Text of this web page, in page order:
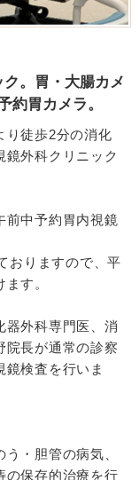
。胃・大腸カメ
約胃カメラ。
り徒歩2分の消化
鏡外科クリニック
前中予約胃内視鏡
おりますので、平
す。
器外科専門医、消
院長が通常の診察
鏡検査を行いま
・胆管の病気、
の保存的治療を行